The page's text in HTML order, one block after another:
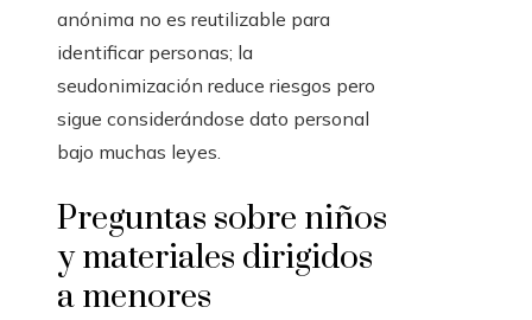
anónima no es reutilizable para
identificar personas; la
seudonimización reduce riesgos pero
sigue considerándose dato personal
bajo muchas leyes.
Preguntas sobre niños
y materiales dirigidos
a menores